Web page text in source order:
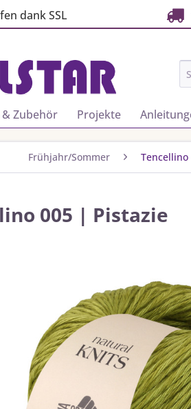
dank SSL
Zubehör Projekte
Frühjahr/Sommer Tencellino
005 | Pistazie